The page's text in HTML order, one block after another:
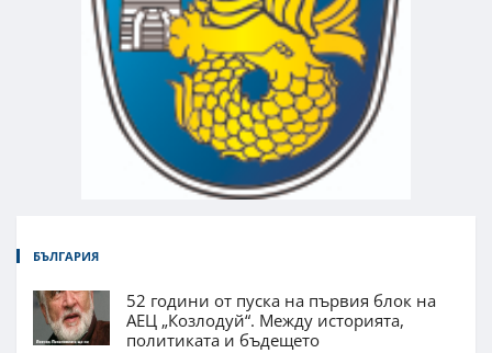
БЪЛГАРИЯ
52 години от пуска на първия блок на
АЕЦ „Козлодуй“. Между историята,
политиката и бъдещето